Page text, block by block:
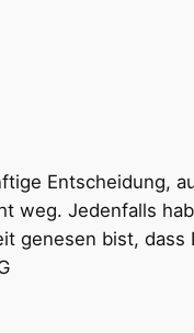
Entscheidung,
weg. Jedenfalls
genesen bist,